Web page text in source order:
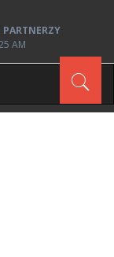
PARTNERZY
AM